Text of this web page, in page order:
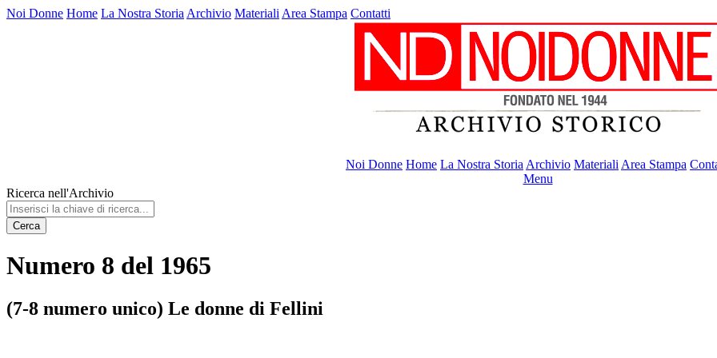
Noi Donne Home La Nostra Storia Archivio Materiali Area Stampa Contatti
Noi Donne Home La Nostra Storia Archivio Materiali Area Stampa
Menu
Ricerca nell'Archivio
Cerca
Numero 8 del 1965
(7-8 numero unico) Le donne di Fellini